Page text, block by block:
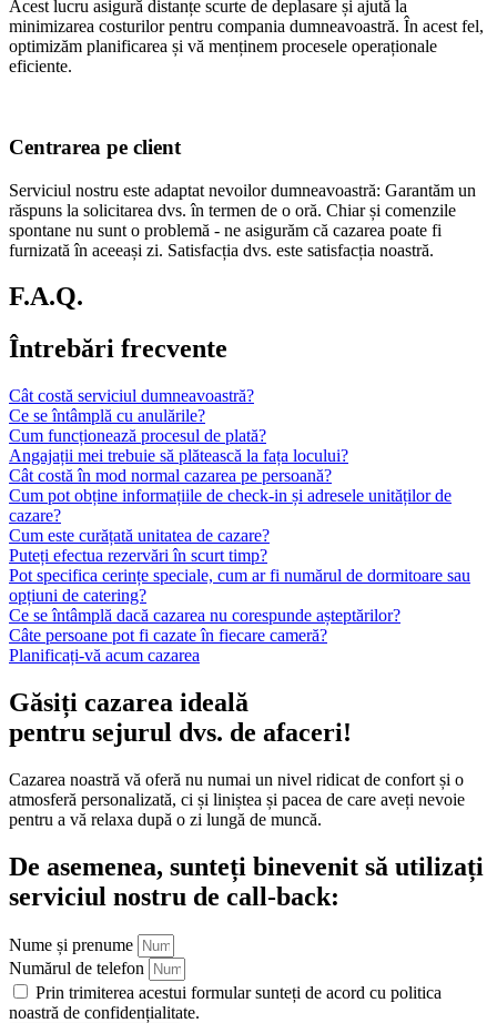
Acest lucru asigură distanțe scurte de deplasare și ajută la
minimizarea costurilor pentru compania dumneavoastră. În acest fel,
optimizăm planificarea și vă menținem procesele operaționale
eficiente.
Centrarea pe client
Serviciul nostru este adaptat nevoilor dumneavoastră: Garantăm un
răspuns la solicitarea dvs. în termen de o oră. Chiar și comenzile
spontane nu sunt o problemă - ne asigurăm că cazarea poate fi
furnizată în aceeași zi. Satisfacția dvs. este satisfacția noastră.
F.A.Q.
Întrebări frecvente
Cât costă serviciul dumneavoastră?
Ce se întâmplă cu anulările?
Cum funcționează procesul de plată?
Angajații mei trebuie să plătească la fața locului?
Cât costă în mod normal cazarea pe persoană?
Cum pot obține informațiile de check-in și adresele unităților de
cazare?
Cum este curățată unitatea de cazare?
Puteți efectua rezervări în scurt timp?
Pot specifica cerințe speciale, cum ar fi numărul de dormitoare sau
opțiuni de catering?
Ce se întâmplă dacă cazarea nu corespunde așteptărilor?
Câte persoane pot fi cazate în fiecare cameră?
Planificați-vă acum cazarea
Găsiți cazarea ideală
pentru sejurul dvs. de afaceri!
Cazarea noastră vă oferă nu numai un nivel ridicat de confort și o
atmosferă personalizată, ci și liniștea și pacea de care aveți nevoie
pentru a vă relaxa după o zi lungă de muncă.
De asemenea, sunteți binevenit să utilizați
serviciul nostru de call-back:
Nume și prenume
Numărul de telefon
Prin trimiterea acestui formular sunteți de acord cu politica
noastră de confidențialitate.